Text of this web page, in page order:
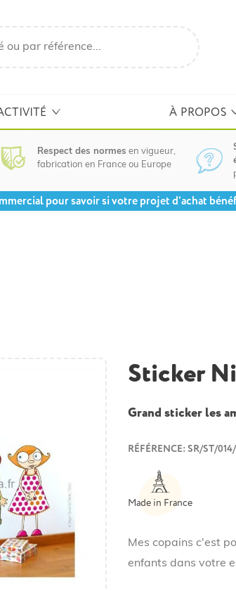
À PROPOS
Respect des normes en vigueur,
fabrication en France ou Europe
pour savoir si votre projet d’achat
Sticker
Grand sticker les
RÉFÉRENCE: SR/ST/
Made in France
Mes copains c'est
enfants dans votre